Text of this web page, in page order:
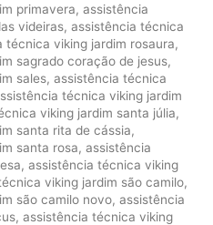
primavera, assistência
videiras, assistência técnica
técnica viking jardim rosaura,
sagrado coração de jesus,
sales, assistência técnica
técnica viking jardim
viking jardim santa júlia,
santa rita de cássia,
santa rosa, assistência
, assistência técnica viking
viking jardim são camilo,
são camilo novo, assistência
, assistência técnica viking